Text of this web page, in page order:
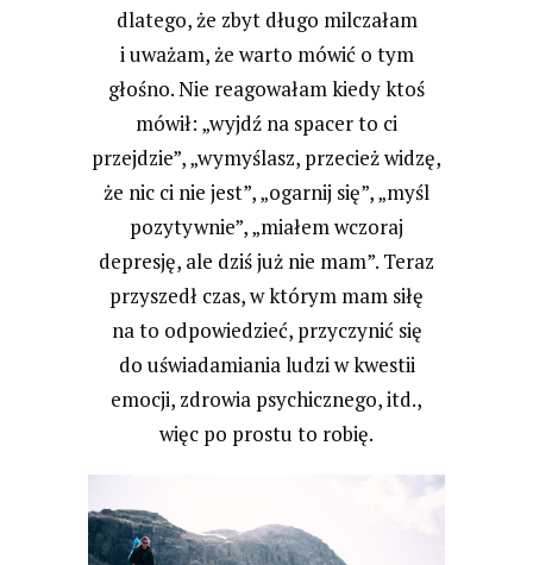
dlatego, że zbyt długo milczałam
i uważam, że warto mówić o tym
głośno. Nie reagowałam kiedy ktoś
mówił: „wyjdź na spacer to ci
przejdzie”, „wymyślasz, przecież widzę,
że nic ci nie jest”, „ogarnij się”, „myśl
pozytywnie”, „miałem wczoraj
depresję, ale dziś już nie mam”. Teraz
przyszedł czas, w którym mam siłę
na to odpowiedzieć, przyczynić się
do uświadamiania ludzi w kwestii
emocji, zdrowia psychicznego, itd.,
więc po prostu to robię.